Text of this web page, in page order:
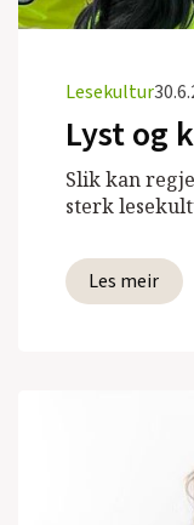
Lesekultur
Lyst og
Slik kan
sterk
Les meir